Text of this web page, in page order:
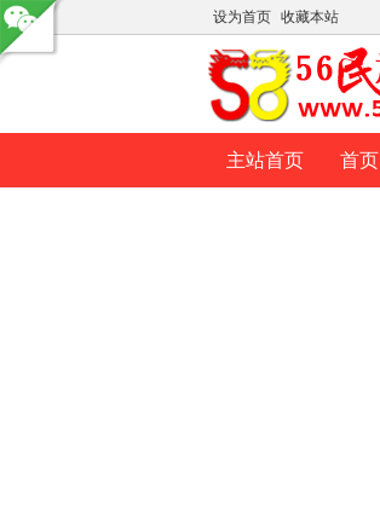
设为首页 收藏本站
主站首页 首页